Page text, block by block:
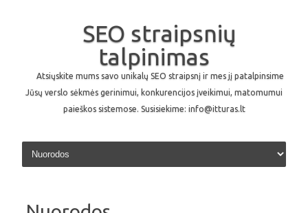
SEO straipsnių
talpinimas
Atsiųskite mums savo unikalų SEO straipsnį ir mes jį patalpinsime
Jūsų verslo sėkmės gerinimui, konkurencijos įveikimui, matomumui
paieškos sistemose. Susisiekime: info@itturas.lt
Skip to content